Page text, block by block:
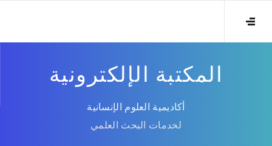
المكتبة الإلكترونية
أكاديمية العلوم الإنسانية
لخدمات البحث العلمي